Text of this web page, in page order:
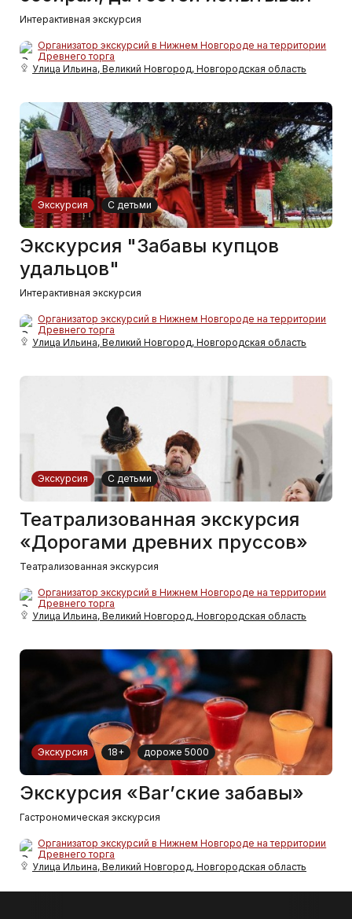
Интерактивная экскурсия
Организатор экскурсий в Нижнем Новгороде на территории
Древнего торга
Улица Ильина, Великий Новгород, Новгородская область
Экскурсия С детьми
Экскурсия "Забавы купцов
удальцов"
Интерактивная экскурсия
Организатор экскурсий в Нижнем Новгороде на территории
Древнего торга
Улица Ильина, Великий Новгород, Новгородская область
Экскурсия С детьми
Театрализованная экскурсия
«Дорогами древних пруссов»
Театрализованная экскурсия
Организатор экскурсий в Нижнем Новгороде на территории
Древнего торга
Улица Ильина, Великий Новгород, Новгородская область
Экскурсия 18+ дороже 5000
Экскурсия «Bar’ские забавы»
Гастрономическая экскурсия
Организатор экскурсий в Нижнем Новгороде на территории
Древнего торга
Улица Ильина, Великий Новгород, Новгородская область